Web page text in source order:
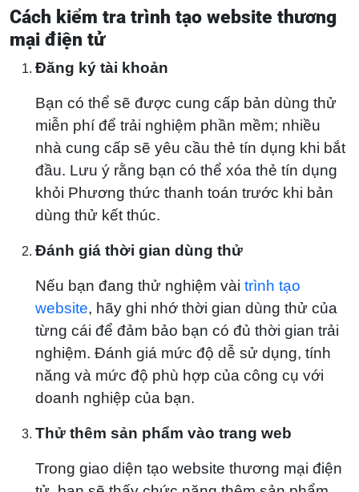
Cách kiểm tra trình tạo website thương
mại điện tử
Đăng ký tài khoản
Bạn có thể sẽ được cung cấp bản dùng thử
miễn phí để trải nghiệm phần mềm; nhiều
nhà cung cấp sẽ yêu cầu thẻ tín dụng khi bắt
đầu. Lưu ý rằng bạn có thể xóa thẻ tín dụng
khỏi Phương thức thanh toán trước khi bản
dùng thử kết thúc.
Đánh giá thời gian dùng thử
Nếu bạn đang thử nghiệm vài trình tạo
website, hãy ghi nhớ thời gian dùng thử của
từng cái để đảm bảo bạn có đủ thời gian trải
nghiệm. Đánh giá mức độ dễ sử dụng, tính
năng và mức độ phù hợp của công cụ với
doanh nghiệp của bạn.
Thử thêm sản phẩm vào trang web
Trong giao diện tạo website thương mại điện